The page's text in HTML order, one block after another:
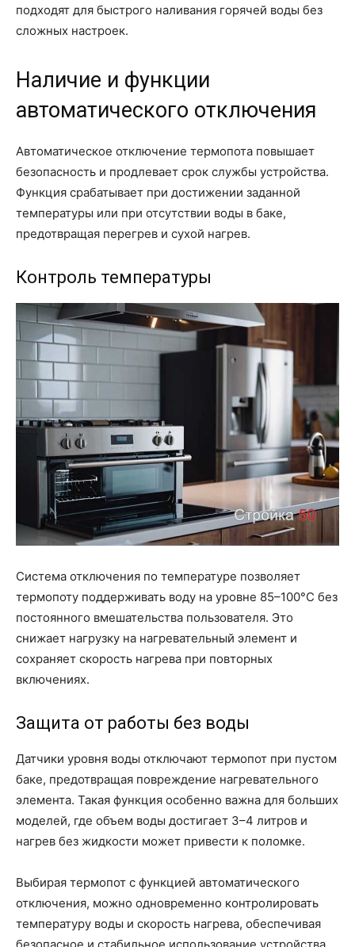
подходят для быстрого наливания горячей воды без
сложных настроек.
Наличие и функции
автоматического отключения
Автоматическое отключение термопота повышает
безопасность и продлевает срок службы устройства.
Функция срабатывает при достижении заданной
температуры или при отсутствии воды в баке,
предотвращая перегрев и сухой нагрев.
Контроль температуры
Система отключения по температуре позволяет
термопоту поддерживать воду на уровне 85–100°С без
постоянного вмешательства пользователя. Это
снижает нагрузку на нагревательный элемент и
сохраняет скорость нагрева при повторных
включениях.
Защита от работы без воды
Датчики уровня воды отключают термопот при пустом
баке, предотвращая повреждение нагревательного
элемента. Такая функция особенно важна для больших
моделей, где объем воды достигает 3–4 литров и
нагрев без жидкости может привести к поломке.
Выбирая термопот с функцией автоматического
отключения, можно одновременно контролировать
температуру воды и скорость нагрева, обеспечивая